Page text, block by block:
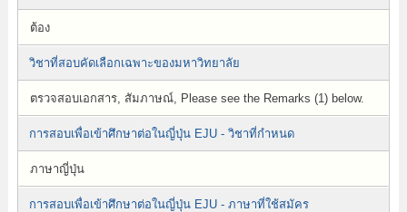
ต้อง
วิชาที่สอบคัดเลือกเฉพาะของมหาวิทยาลัย
ตรวจสอบเอกสาร, สัมภาษณ์, Please see the Remarks (1) below.
การสอบเพื่อเข้าศึกษาต่อในญี่ปุ่น EJU - วิชาที่กำหนด
ภาษาญี่ปุ่น
การสอบเพื่อเข้าศึกษาต่อในญี่ปุ่น EJU - ภาษาที่ใช้สมัคร